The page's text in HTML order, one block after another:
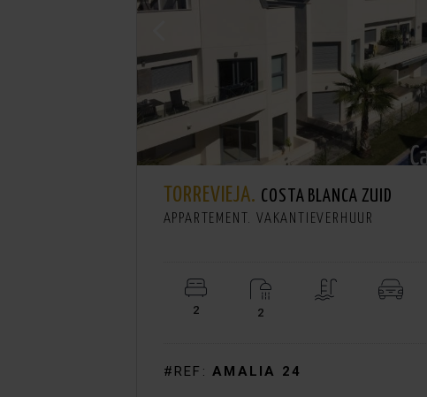
TORREVIEJA. COSTA BLANCA ZUID
APPARTEMENT. VAKANTIEVERHUUR
2 2
#REF: AMALIA 24